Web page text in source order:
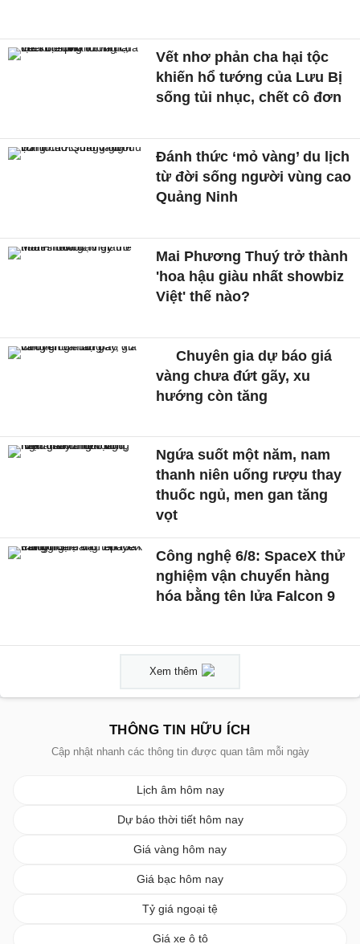
Vết nhơ phản cha hại tộc
khiến hổ tướng của Lưu Bị
sống tủi nhục, chết cô đơn
Đánh thức ‘mỏ vàng’ du lịch
từ đời sống người vùng cao
Quảng Ninh
Mai Phương Thuý trở thành
'hoa hậu giàu nhất showbiz
Việt' thế nào?
Chuyên gia dự báo giá
vàng chưa đứt gãy, xu
hướng còn tăng
Ngứa suốt một năm, nam
thanh niên uống rượu thay
thuốc ngủ, men gan tăng
vọt
Công nghệ 6/8: SpaceX thử
nghiệm vận chuyển hàng
hóa bằng tên lửa Falcon 9
Xem thêm
THÔNG TIN HỮU ÍCH
Cập nhật nhanh các thông tin được quan tâm mỗi ngày
Lịch âm hôm nay
Dự báo thời tiết hôm nay
Giá vàng hôm nay
Giá bạc hôm nay
Tỷ giá ngoại tệ
Giá xe ô tô